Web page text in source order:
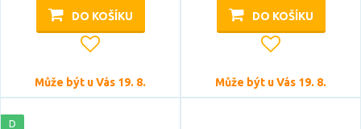
Světelný tok celkový
DO KOŠÍKU
Může být u Vás 19. 8.
DO KOŠÍKU
Může být u Vás 19. 8.
D